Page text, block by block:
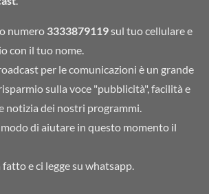
numero 3333879119sul tuo cellulare e
con il tuo nome.
per le comunicazioni è un grande
sulla voce "pubblicità", facilità e
notizia dei nostri programmi.
di aiutare in questo momento il
e ci legge su whatsapp.